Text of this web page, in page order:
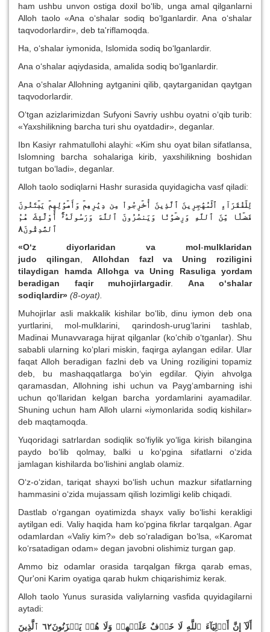
ham ushbu unvon ostiga doxil bo‘lib, unga amal qilganlarni
Alloh taolo «Ana o‘shalar sodiq bo‘lganlardir. Ana o‘shalar
taqvodorlardir», deb ta'riflamoqda.
Ha, o‘shalar iymonida, Islomida sodiq bo‘lganlardir.
Ana o‘shalar aqiydasida, amalida sodiq bo‘lganlardir.
Ana o‘shalar Allohning aytganini qilib, qaytarganidan qaytgan
taqvodorlardir.
O‘tgan azizlarimizdan Sufyoni Savriy ushbu oyatni o‘qib turib:
«Yaxshilikning barcha turi shu oyatdadir», deganlar.
Ibn Kasiyr rahmatullohi alayhi: «Kim shu oyat bilan sifatlansa,
Islomning barcha sohalariga kirib, yaxshilikning boshidan
tutgan bo‘ladi», deganlar.
Alloh taolo sodiqlarni Hashr surasida quyidagicha vasf qiladi:
لِلۡفُقَرَآءِ ٱلۡمُهَٰجِرِينَ ٱلَّذِينَ أُخۡرِجُواْ مِن دِيَٰرِهِمۡ وَأَمۡوَٰلِهِمۡ يَبۡتَغُونَ
فَضۡلٗا مِّنَ ٱللَّهِ وَرِضۡوَٰنٗا وَيَنصُرُونَ ٱللَّهَ وَرَسُولَهُۥٓۚ أُوْلَٰٓئِكَ هُمُ
ٱلصَّٰدِقُونَ٨
«O‘z diyorlaridan va mol-mulklaridan
judo
qilingan Allohdan fazl va Uning roziligini
tilaydigan
hamda Allohga va Uning Rasuliga yordam
beradigan faqir muhojirlargadir.
Ana o‘shalar
sodiqlardir» (8-oyat).
Muhojirlar asli makkalik kishilar bo‘lib, dinu iymon deb ona
yurtlarini, mol-mulklarini, qarindosh-urug‘larini tashlab,
Madinai Munavvaraga hijrat qilganlar (ko‘chib o‘tganlar). Shu
sababli ularning ko‘plari miskin, faqirga aylangan edilar. Ular
faqat Alloh beradigan fazlni deb va Uning roziligini topamiz
deb, bu mashaqqatlarga bo‘yin egdilar. Qiyin ahvolga
qaramasdan, Allohning ishi uchun va Payg‘ambarning ishi
uchun qo‘llaridan kelgan barcha yordamlarini ayamadilar.
Shuning uchun ham Alloh ularni «iymonlarida sodiq kishilar»
deb maqtamoqda.
Yuqoridagi satrlardan sodiqlik so‘fiylik yo‘liga kirish bilangina
paydo bo‘lib qolmay, balki u ko‘pgina sifatlarni o‘zida
jamlagan kishilarda bo‘lishini anglab olamiz.
O‘z-o‘zidan, tariqat shayxi bo‘lish uchun mazkur sifatlarning
hammasini o‘zida mujassam qilish lozimligi kelib chiqadi.
Dastlab o‘rgangan oyatimizda shayx valiy bo‘lishi kerakligi
aytilgan edi. Valiy haqida ham ko‘pgina fikrlar tarqalgan. Agar
odamlardan «Valiy kim?» deb so‘raladigan bo‘lsa, «Karomat
ko‘rsatadigan odam» degan javobni olishimiz turgan gap.
Ammo biz odamlar orasida tarqalgan fikrga qarab emas,
Qur'oni Karim oyatiga qarab hukm chiqarishimiz kerak.
Alloh taolo Yunus surasida valiylarning vasfida quyidagilarni
aytadi:
أَلَآ إِنَّ أَوۡلِيَآءَ ٱللَّهِ لَا خَوۡفٌ عَلَيۡهِمۡ وَلَا هُمۡ يَحۡزَنُونَ٦٢ ٱلَّذِينَ